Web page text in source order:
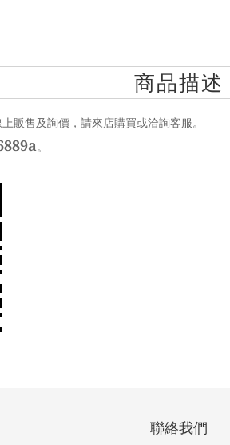
商品描述
販售及詢價，請來店購買或洽詢客服。
。
聯絡我們